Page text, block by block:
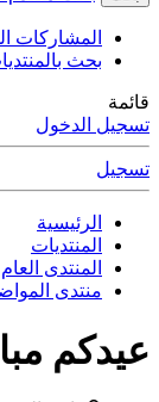
المشاركات
بحث
قائمة
تسجيل الدخول
تسجيل
الرئيسية
المنتديات
المنتدى العام
منتدى
عيدكم